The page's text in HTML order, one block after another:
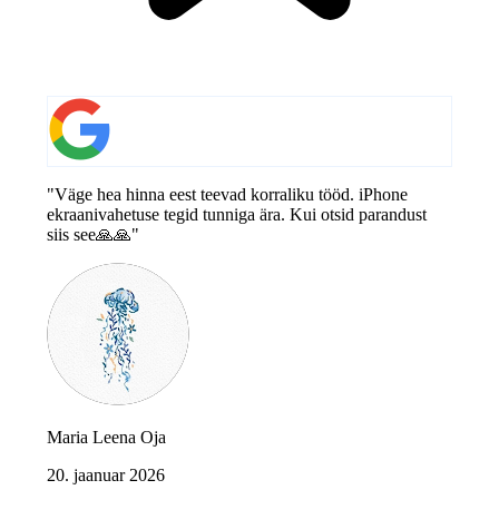
"Väge hea hinna eest teevad korraliku tööd. iPhone
ekraanivahetuse tegid tunniga ära. Kui otsid parandust
siis see🙏🙏"
Maria Leena Oja
20. jaanuar 2026